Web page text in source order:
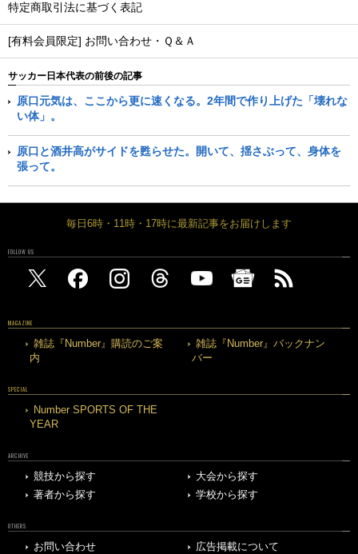
特定商取引法に基づく表記
[有料会員限定] お問い合わせ・Ｑ＆Ａ
サッカー日本代表の前後の記事
原口元気は、ここから更に速くなる。2年間で作り上げた「壊れな
い体」。
原口と酒井高がサイドを甦らせた。開いて、揺さぶって、身体を
張って。
毎日6時・11時・17時に最新記事をお届けします
FOLLOW US
MAGAZINE
雑誌『Number』購読のご案
内
雑誌『Number』バックナン
バー
SPECIAL
Number SPORTS OF THE
YEAR
ARCHIVE
競技から探す
大会から探す
著者から探す
学校から探す
OTHERS
お問い合わせ 広告掲載について